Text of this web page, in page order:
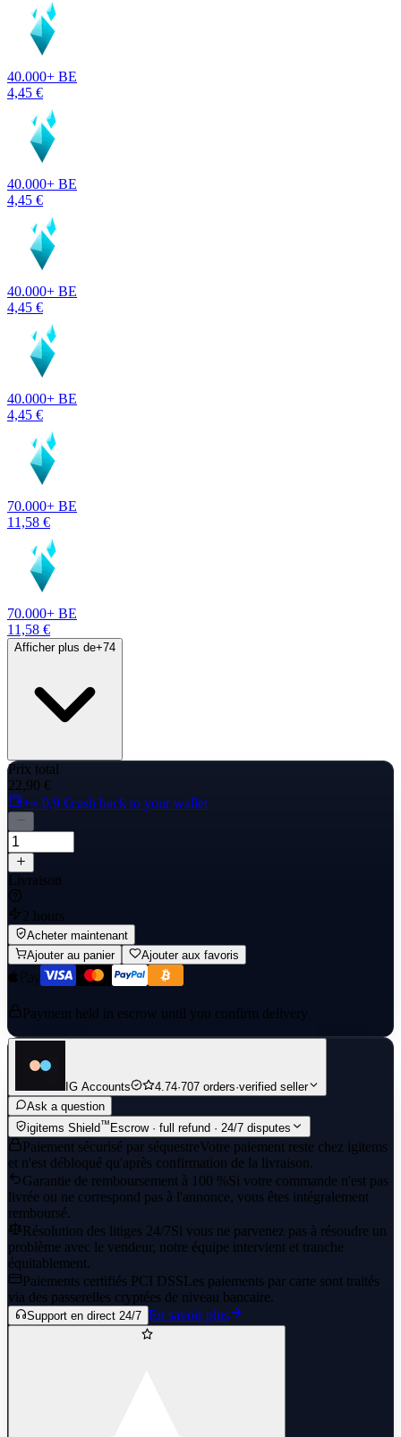
40.000+ BE
4,45 €
40.000+ BE
4,45 €
40.000+ BE
4,45 €
40.000+ BE
4,45 €
70.000+ BE
11,58 €
70.000+ BE
11,58 €
Afficher plus de+74
Prix total
22,90 €
+≈ 0,9 €cash back to your wallet
Livraison
2 hours
Acheter maintenant
Ajouter au panier
Ajouter aux favoris
Payment held in escrow until you confirm delivery
IG Accounts 4.74·707 orders·verified seller
Ask a question
igitems Shield™ Escrow · full refund · 24/7 disputes
Paiement sécurisé par séquestreVotre paiement reste chez igitems
et n'est débloqué qu'après confirmation de la livraison.
Garantie de remboursement à 100 %Si votre commande n'est pas
livrée ou ne correspond pas à l'annonce, vous êtes intégralement
remboursé.
Résolution des litiges 24/7Si vous ne parvenez pas à résoudre un
problème avec le vendeur, notre équipe intervient et tranche
équitablement.
Paiements certifiés PCI DSSLes paiements par carte sont traités
via des passerelles cryptées de niveau bancaire.
Support en direct 24/7 En savoir plus